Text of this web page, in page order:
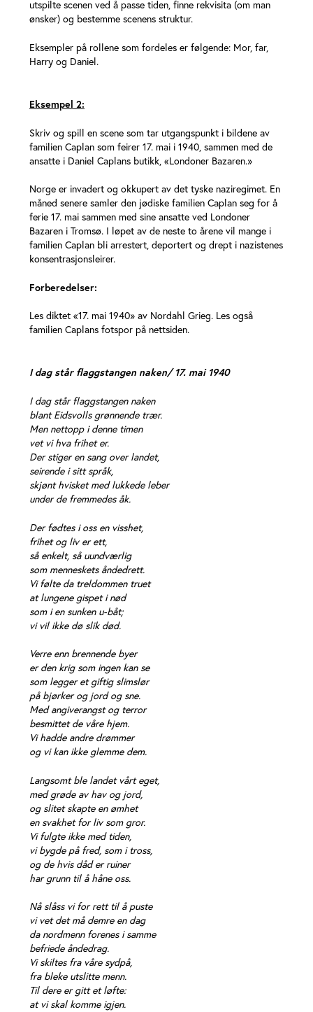
utspilte scenen ved å passe tiden, finne rekvisita (om man
ønsker) og bestemme scenens struktur.
Eksempler på rollene som fordeles er følgende: Mor, far,
Harry og Daniel.
Eksempel 2:
Skriv og spill en scene som tar utgangspunkt i bildene av
familien Caplan som feirer 17. mai i 1940, sammen med de
ansatte i Daniel Caplans butikk, «Londoner Bazaren.»
Norge er invadert og okkupert av det tyske naziregimet. En
måned senere samler den jødiske familien Caplan seg for å
ferie 17. mai sammen med sine ansatte ved Londoner
Bazaren i Tromsø. I løpet av de neste to årene vil mange i
familien Caplan bli arrestert, deportert og drept i nazistenes
konsentrasjonsleirer.
Forberedelser:
Les diktet «17. mai 1940» av Nordahl Grieg. Les også
familien Caplans fotspor på nettsiden.
I dag står flaggstangen naken/ 17. mai 1940
I dag står flaggstangen naken
blant Eidsvolls grønnende trær.
Men nettopp i denne timen
vet vi hva frihet er.
Der stiger en sang over landet,
seirende i sitt språk,
skjønt hvisket med lukkede leber
under de fremmedes åk.
Der fødtes i oss en visshet,
frihet og liv er ett,
så enkelt, så uundværlig
som menneskets åndedrett.
Vi følte da treldommen truet
at lungene gispet i nød
som i en sunken u-båt;
vi vil ikke dø slik død.
Verre enn brennende byer
er den krig som ingen kan se
som legger et giftig slimslør
på bjørker og jord og sne.
Med angiverangst og terror
besmittet de våre hjem.
Vi hadde andre drømmer
og vi kan ikke glemme dem.
Langsomt ble landet vårt eget,
med grøde av hav og jord,
og slitet skapte en ømhet
en svakhet for liv som gror.
Vi fulgte ikke med tiden,
vi bygde på fred, som i tross,
og de hvis dåd er ruiner
har grunn til å håne oss.
Nå slåss vi for rett til å puste
vi vet det må demre en dag
da nordmenn forenes i samme
befriede åndedrag.
Vi skiltes fra våre sydpå,
fra bleke utslitte menn.
Til dere er gitt et løfte:
at vi skal komme igjen.